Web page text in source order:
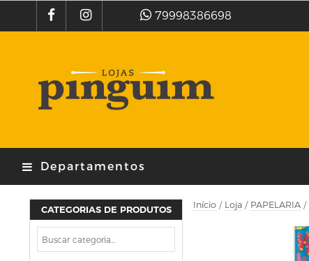
79998386698
Departamentos
Início / Loja / PAPELARIA /
CATEGORIAS DE PRODUTOS